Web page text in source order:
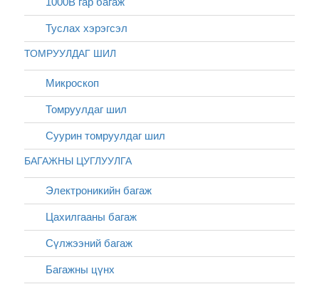
Туслах хэрэгсэл
ТОМРУУЛДАГ ШИЛ
Микроскоп
Томруулдаг шил
Суурин томруулдаг шил
БАГАЖНЫ ЦУГЛУУЛГА
Электроникийн багаж
Цахилгааны багаж
Сүлжээний багаж
Багажны цүнх